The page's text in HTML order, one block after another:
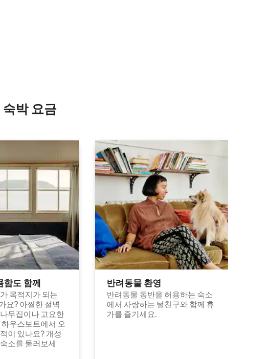
박 요금
함도 함께
목적지가 되는
요? 아찔한 절벽
무집이나 고요한
우스보트에서 오
이 있나요? 개성
소를 둘러보세
반려동물 환영
반려동물 동반을 허용하는 숙소
에서 사랑하는 털친구와 함께 휴
가를 즐기세요.